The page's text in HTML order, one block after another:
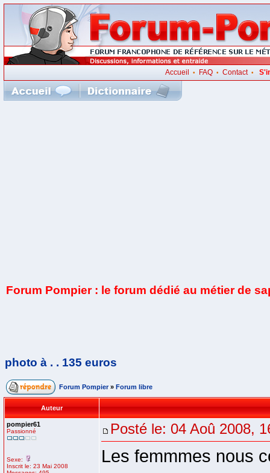
Accueil • FAQ• Contact•
Forum Pompier : le forum dédié au métier de
photo à . . 135 euros
Forum Pompier » Forum libre
Auteur
pompier61
Passionné
Sexe:
Inscrit le: 23 Mai 2008
Posté le: 04 Aoû 2008,
Les femmmes nous